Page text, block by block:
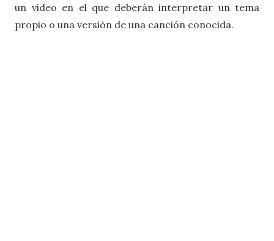
un video en el que deberán interpretar un tema
propio o una versión de una canción conocida.